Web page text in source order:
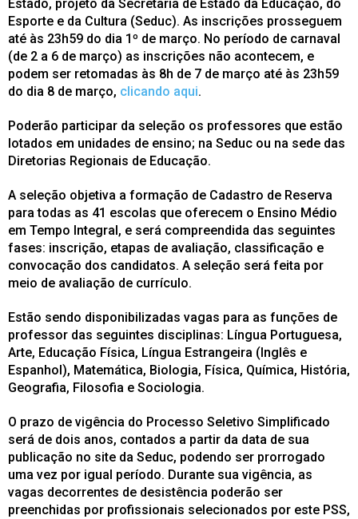
Estado, projeto da Secretaria de Estado da Educação, do
Esporte e da Cultura (Seduc). As inscrições prosseguem
até às 23h59 do dia 1º de março. No período de carnaval
(de 2 a 6 de março) as inscrições não acontecem, e
podem ser retomadas às 8h de 7 de março até às 23h59
do dia 8 de março, clicando aqui.
Poderão participar da seleção os professores que estão
lotados em unidades de ensino; na Seduc ou na sede das
Diretorias Regionais de Educação.
A seleção objetiva a formação de Cadastro de Reserva
para todas as 41 escolas que oferecem o Ensino Médio
em Tempo Integral, e será compreendida das seguintes
fases: inscrição, etapas de avaliação, classificação e
convocação dos candidatos. A seleção será feita por
meio de avaliação de currículo.
Estão sendo disponibilizadas vagas para as funções de
professor das seguintes disciplinas: Língua Portuguesa,
Arte, Educação Física, Língua Estrangeira (Inglês e
Espanhol), Matemática, Biologia, Física, Química, História,
Geografia, Filosofia e Sociologia.
O prazo de vigência do Processo Seletivo Simplificado
será de dois anos, contados a partir da data de sua
publicação no site da Seduc, podendo ser prorrogado
uma vez por igual período. Durante sua vigência, as
vagas decorrentes de desistência poderão ser
preenchidas por profissionais selecionados por este PSS,